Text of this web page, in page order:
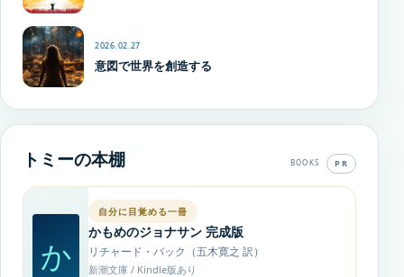
2026.02.27
意図で世界を創造する
トミーの本棚 BOOKS PR
か
自分に目覚める一冊
かもめのジョナサン 完成版
リチャード・バック（五木寛之 訳）
新潮文庫 / Kindle版あり